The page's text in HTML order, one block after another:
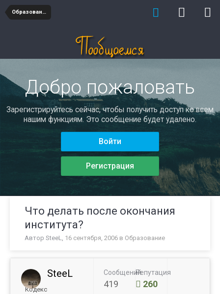
Образование
Добро пожаловать
Зарегистрируйтесь сейчас, чтобы получить доступ ко всем
нашим функциям. Это сообщение будет удалено.
Войти
Регистрация
Что делать после окончания
института?
Автор SteeL, 16 сентября, 2006 в Образование
SteeL
Кодекс
Сообщений
419
Репутация
260